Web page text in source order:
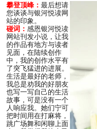
攀登顶峰： 最后想请
您谈谈与银河悦读网
站的印象。
碰词： 感恩银河悦读
网站刊发小说，让我
的作品有地方与读者
见面，在陆续创作
中，我的创作水平有
了突飞猛进的进展。
生活是最好的老师，
我总是劝我的好朋友
也写一写自己的生活
故事，可是没有一个
人响应我。她们宁可
把时间用在打麻将，
跳广场舞和闲聊上面